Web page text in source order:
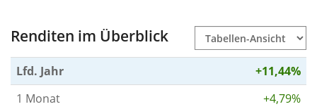
Renditen im Überblick
Lfd. Jahr
+11,44%
1 Monat
+4,79%